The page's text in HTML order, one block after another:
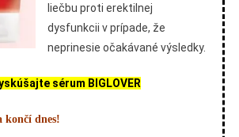
liečbu proti erektilnej
dysfunkcii v prípade, že
neprinesie očakávané výsledky.
sérum BIGLOVER
končí dnes!